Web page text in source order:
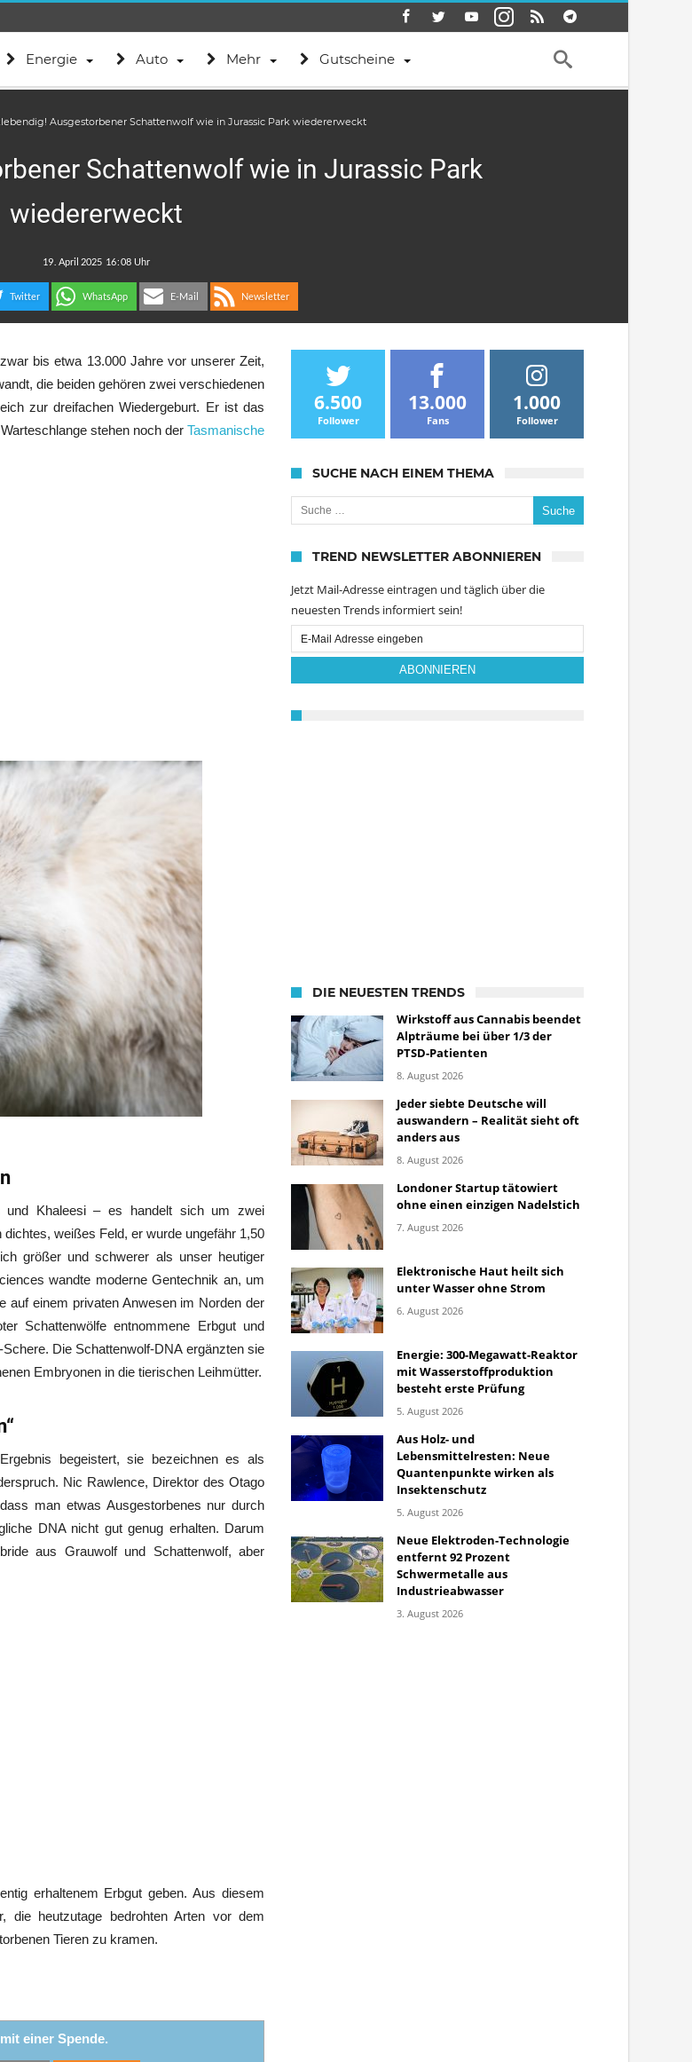
Energie Auto Mehr Gutscheine
Ausgestorbener Schattenwolf wie in Jurassic Park wiedererweckt
Schattenwolf wie in Jurassic Park
wiedererweckt
:
Twitter WhatsApp E-Mail Newsletter
bis etwa 13.000 Jahre vor unserer Zeit,
die beiden gehören zwei verschiedenen
zur dreifachen Wiedergeburt. Er ist das
stehen noch der Tasmanische
und Khaleesi – es handelt sich um zwei
weißes Feld, er wurde ungefähr 1,50
größer und schwerer als unser heutiger
wandte moderne Gentechnik an, um
auf einem privaten Anwesen im Norden der
Schattenwölfe entnommene Erbgut und
Die Schattenwolf-DNA ergänzten sie
Embryonen in die tierischen Leihmütter.
begeistert, sie bezeichnen es als
Nic Rawlence, Direktor des Otago
man etwas Ausgestorbenes nur durch
DNA nicht gut genug erhalten. Darum
aus Grauwolf und Schattenwolf, aber
erhaltenem Erbgut geben. Aus diesem
die heutzutage bedrohten Arten vor dem
Tieren zu kramen.
einer Spende.
6.500
Follower
13.000
Fans
1.000
Follower
SUCHE NACH EINEM THEMA
Suche nach:
TREND NEWSLETTER ABONNIEREN
Jetzt Mail-Adresse eintragen und täglich über die
neuesten Trends informiert sein!
Email
Subscription
ABONNIEREN
DIE NEUESTEN TRENDS
Wirkstoff aus Cannabis beendet
Alpträume bei über 1/3 der
PTSD-Patienten
8. August 2026
Jeder siebte Deutsche will
auswandern – Realität sieht oft
anders aus
8. August 2026
Londoner Startup tätowiert
ohne einen einzigen Nadelstich
7. August 2026
Elektronische Haut heilt sich
unter Wasser ohne Strom
6. August 2026
Energie: 300-Megawatt-Reaktor
mit Wasserstoffproduktion
besteht erste Prüfung
5. August 2026
Aus Holz- und
Lebensmittelresten: Neue
Quantenpunkte wirken als
Insektenschutz
5. August 2026
Neue Elektroden-Technologie
entfernt 92 Prozent
Schwermetalle aus
Industrieabwasser
3. August 2026